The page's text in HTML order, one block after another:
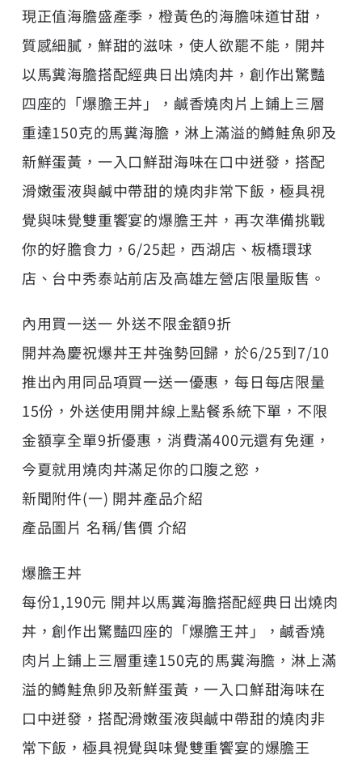
現正值海膽盛產季，橙黃色的海膽味道甘甜，
質感細膩，鮮甜的滋味，使人欲罷不能，開丼
以馬糞海膽搭配經典日出燒肉丼，創作出驚豔
四座的「爆膽王丼」，鹹香燒肉片上鋪上三層
重達150克的馬糞海膽，淋上滿溢的鱒鮭魚卵及
新鮮蛋黃，一入口鮮甜海味在口中迸發，搭配
滑嫩蛋液與鹹中帶甜的燒肉非常下飯，極具視
覺與味覺雙重饗宴的爆膽王丼，再次準備挑戰
你的好膽食力，6/25起，西湖店、板橋環球
店、台中秀泰站前店及高雄左營店限量販售。
內用買一送一 外送不限金額9折
開丼為慶祝爆丼王丼強勢回歸，於6/25到7/10
推出內用同品項買一送一優惠，每日每店限量
15份，外送使用開丼線上點餐系統下單，不限
金額享全單9折優惠，消費滿400元還有免運，
今夏就用燒肉丼滿足你的口腹之慾，
新聞附件(一) 開丼產品介紹
產品圖片 名稱/售價 介紹
爆膽王丼
每份1,190元 開丼以馬糞海膽搭配經典日出燒肉
丼，創作出驚豔四座的「爆膽王丼」，鹹香燒
肉片上鋪上三層重達150克的馬糞海膽，淋上滿
溢的鱒鮭魚卵及新鮮蛋黃，一入口鮮甜海味在
口中迸發，搭配滑嫩蛋液與鹹中帶甜的燒肉非
常下飯，極具視覺與味覺雙重饗宴的爆膽王